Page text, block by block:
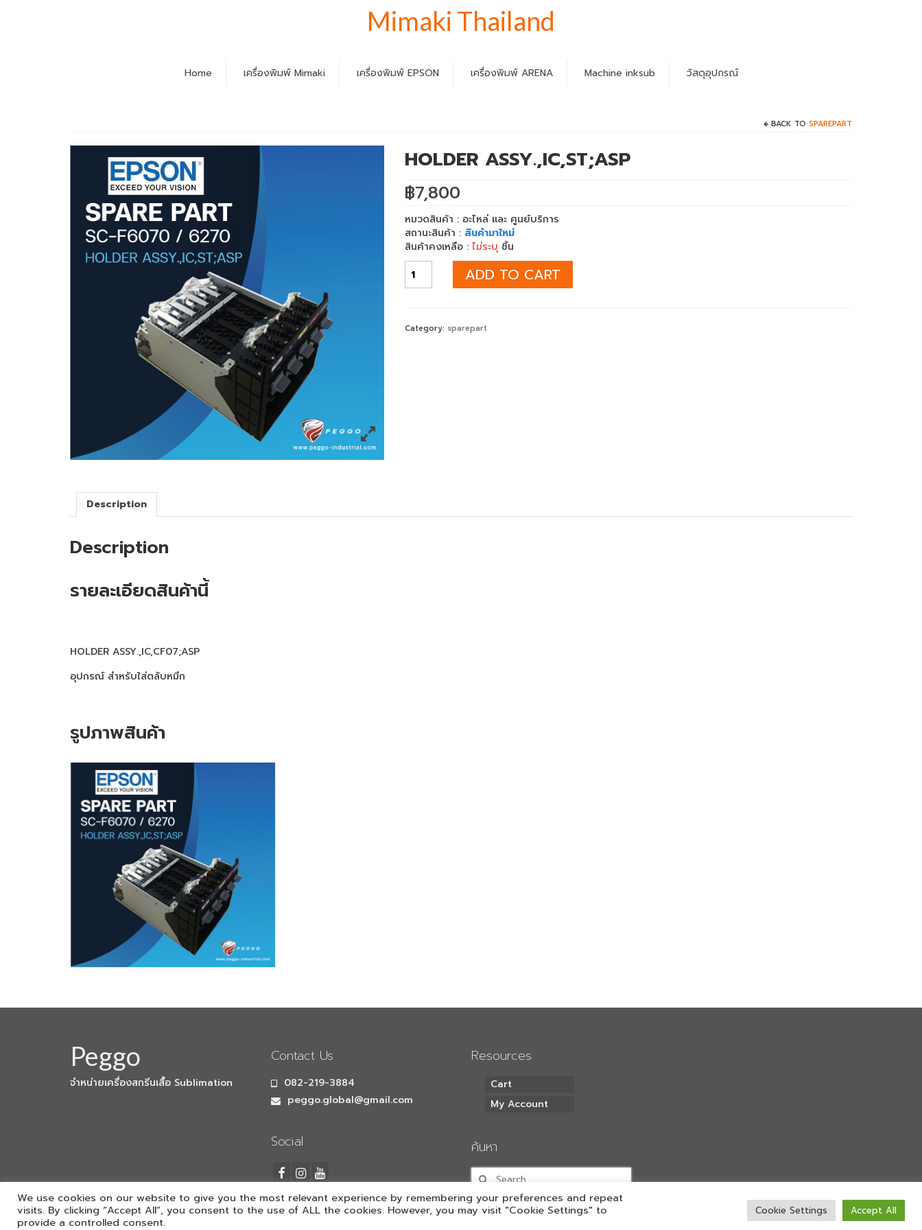
Mimaki Thailand
Home เครื่องพิมพ์ Mimaki เครื่องพิมพ์ EPSON เครื่องพิมพ์ ARENA Machine inksub วัสดุอุปกรณ์
BACK TO SPAREPART
HOLDER ASSY.,IC,ST;ASP
฿7,800
หมวดสินค้า : อะไหล่ และ ศูนย์บริการ
สถานะสินค้า : สินค้ามาใหม่
สินค้าคงเหลือ : ไม่ระบุ ชิ้น
ADD TO CART
Category: sparepart
Description
Description
รายละเอียดสินค้านี้
HOLDER ASSY.,IC,CF07;ASP
อุปกรณ์ สำหรับใส่ตลับหมึก
รูปภาพสินค้า
Peggo
จำหน่ายเครื่องสกรีนเสื้อ Sublimation
Contact Us
082-219-3884
peggo.global@gmail.com
Social
Resources
Cart
My Account
ค้นหา
© 2026 Mimaki Thailand - WordPress Theme byKadence WP
We use cookies on our website to give you the most relevant experience by remembering your preferences and repeat
visits. By clicking “Accept All”, you consent to the use of ALL the cookies. However, you may visit "Cookie Settings" to
provide a controlled consent.
Cookie Settings Accept All